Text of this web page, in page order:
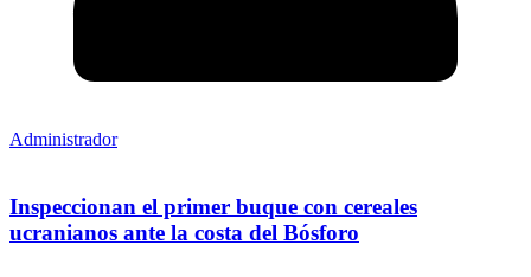
Administrador
Inspeccionan el primer buque con cereales
ucranianos ante la costa del Bósforo